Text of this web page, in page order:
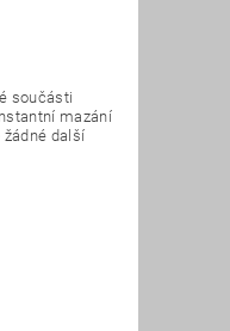
součásti
mazání
žádné další